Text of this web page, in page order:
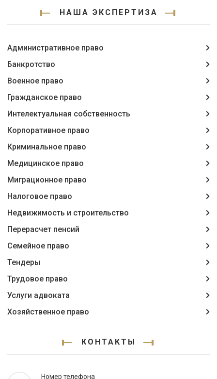
НАША ЭКСПЕРТИЗА
Административное право
Банкротство
Военное право
Гражданское право
Интелектуальная собственность
Корпоративное право
Криминальное право
Медицинское право
Миграционное право
Налоговое право
Недвижимость и строительство
Перерасчет пенсий
Семейное право
Тендеры
Трудовое право
Услуги адвоката
Хозяйственное право
КОНТАКТЫ
Номер телефона